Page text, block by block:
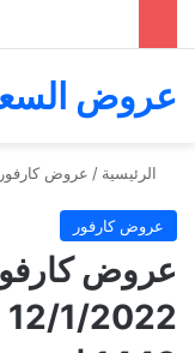
عروض
الرئيسية / عروض كارفور
عروض كارفور
عروض